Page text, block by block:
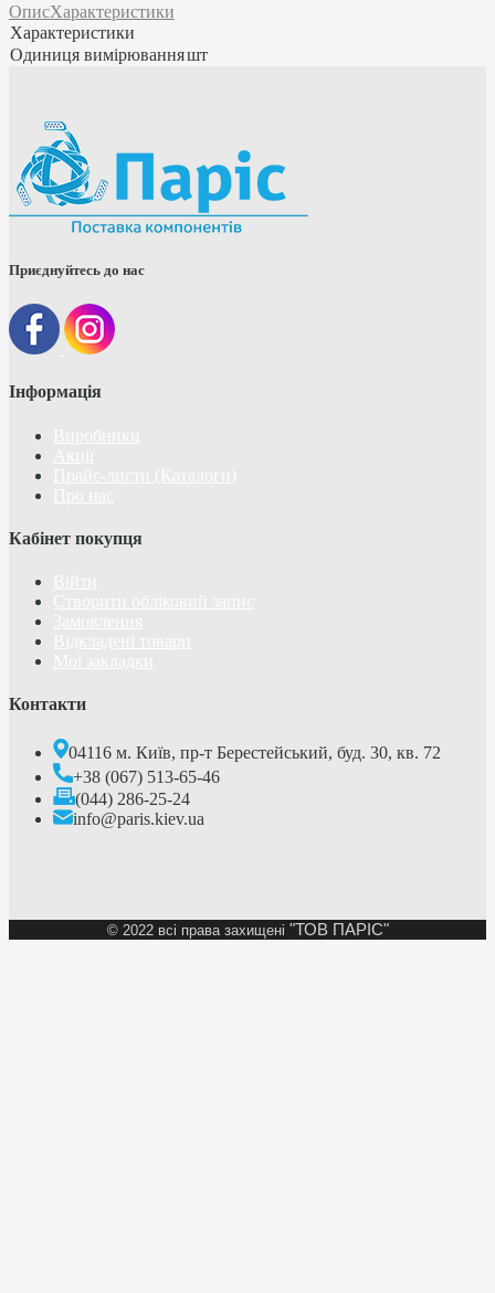
ОписХарактеристики
Характеристики
Одиниця вимірюванняшт
Приєднуйтесь до нас
Інформація
Кабінет покупця
Контакти
04116 м. Київ, пр-т Берестейський, буд. 30, кв. 72
+38 (067) 513-65-46
(044) 286-25-24
info@paris.kiev.ua
© 2022 всі права захищені "ТОВ ПАРІС"